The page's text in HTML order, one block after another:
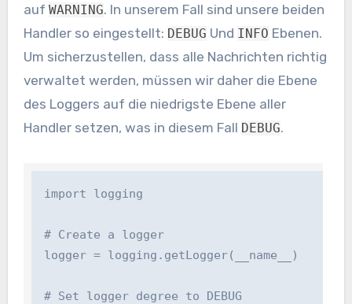
auf WARNING. In unserem Fall sind unsere beiden
Handler so eingestellt: DEBUG Und INFO Ebenen.
Um sicherzustellen, dass alle Nachrichten richtig
verwaltet werden, müssen wir daher die Ebene
des Loggers auf die niedrigste Ebene aller
Handler setzen, was in diesem Fall DEBUG.
import logging
# Create a logger
logger = logging.getLogger(__name__)
# Set logger degree to DEBUG